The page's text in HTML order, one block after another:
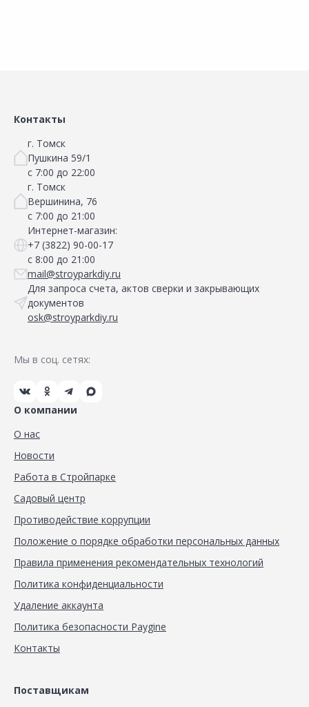
Контакты
г. Томск
Пушкина 59/1
с 7:00 до 22:00
г. Томск
Вершинина, 76
с 7:00 до 21:00
Интернет-магазин:
+7 (3822) 90-00-17
с 8:00 до 21:00
mail@stroyparkdiy.ru
Для запроса счета, актов сверки и закрывающих
документов
osk@stroyparkdiy.ru
Мы в соц. сетях:
О компании
О нас
Новости
Работа в Стройпарке
Садовый центр
Противодействие коррупции
Положение о порядке обработки персональных данных
Правила применения рекомендательных технологий
Политика конфиденциальности
Удаление аккаунта
Политика безопасности Paygine
Контакты
Поставщикам